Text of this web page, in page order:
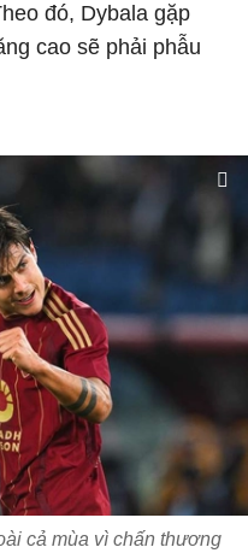
đó, Dybala gặp
cao sẽ phải phẫu
cả mùa vì chấn thương